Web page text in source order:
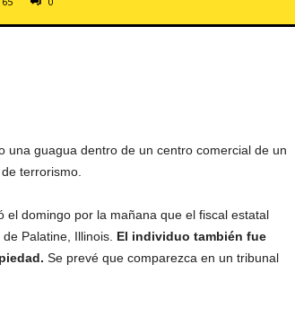
una guagua dentro de un centro comercial de un
terrorismo.
domingo por la mañana que el fiscal estatal
Palatine, Illinois. El individuo también fue
Se prevé que comparezca en un tribunal